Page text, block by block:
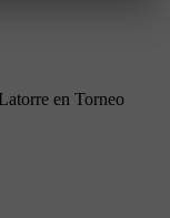
en Torneo